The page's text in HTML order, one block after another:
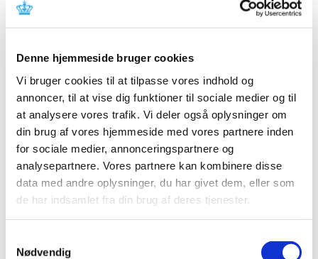
Denne hjemmeside bruger cookies
Vi bruger cookies til at tilpasse vores indhold og
annoncer, til at vise dig funktioner til sociale medier og til
at analysere vores trafik. Vi deler også oplysninger om
din brug af vores hjemmeside med vores partnere inden
for sociale medier, annonceringspartnere og
analysepartnere. Vores partnere kan kombinere disse
data med andre oplysninger, du har givet dem, eller som
de har indsamlet fra din brug af deres tjenester.
Nødvendig
2020 (263)
2018 (150)
2017 (167)
2016 (167)
2015 (33)
2014 (44)
2013 (49)
2012 (44)
2011 (13)
september (2)